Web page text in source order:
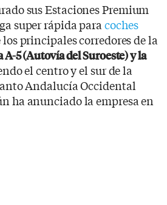
sus Estaciones Premium
super rápida para coches
principales corredores de la
A-5 (Autovía del Suroeste) y la
el centro y el sur de la
Andalucía Occidental
ha anunciado la empresa en